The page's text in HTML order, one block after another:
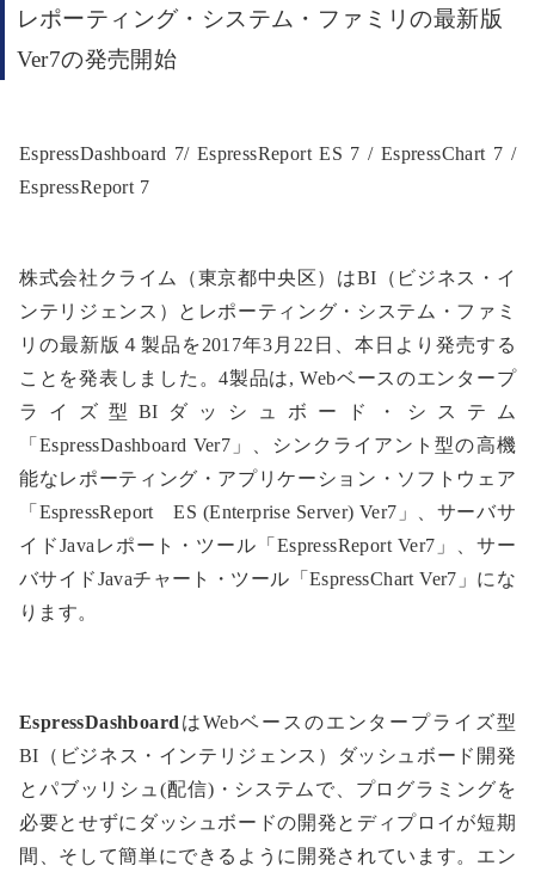
レポーティング・システム・ファミリの最新版
Ver7の発売開始
EspressDashboard 7/ EspressReport ES 7 / EspressChart 7 /
EspressReport 7
株式会社クライム（東京都中央区）はBI（ビジネス・イ
ンテリジェンス）とレポーティング・システム・ファミ
リの最新版４製品を2017年3月22日、本日より発売する
ことを発表しました。4製品は, Webベースのエンタープ
ライズ型BIダッシュボード・システム
「EspressDashboard Ver7」、シンクライアント型の高機
能なレポーティング・アプリケーション・ソフトウェア
「EspressReport ES (Enterprise Server) Ver7」、サーバサ
イドJavaレポート・ツール「EspressReport Ver7」、サー
バサイドJavaチャート・ツール「EspressChart Ver7」にな
ります。
EspressDashboard はWebベースのエンタープライズ型
BI（ビジネス・インテリジェンス）ダッシュボード開発
とパブッリシュ(配信)・システムで、プログラミングを
必要とせずにダッシュボードの開発とディプロイが短期
間、そして簡単にできるように開発されています。エン